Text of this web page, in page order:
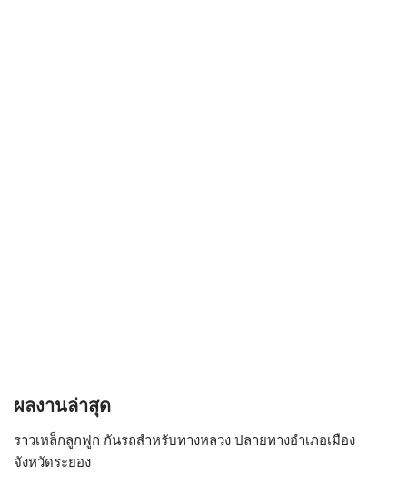
ผลงานล่าสุด
ราวเหล็กลูกฟูก กันรถสําหรับทางหลวง ปลายทางอำเภอเมือง
จังหวัดระยอง